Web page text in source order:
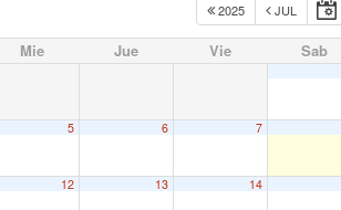
2025 JUL
Mie Jue Vie Sab
5 6 7
12 13 14